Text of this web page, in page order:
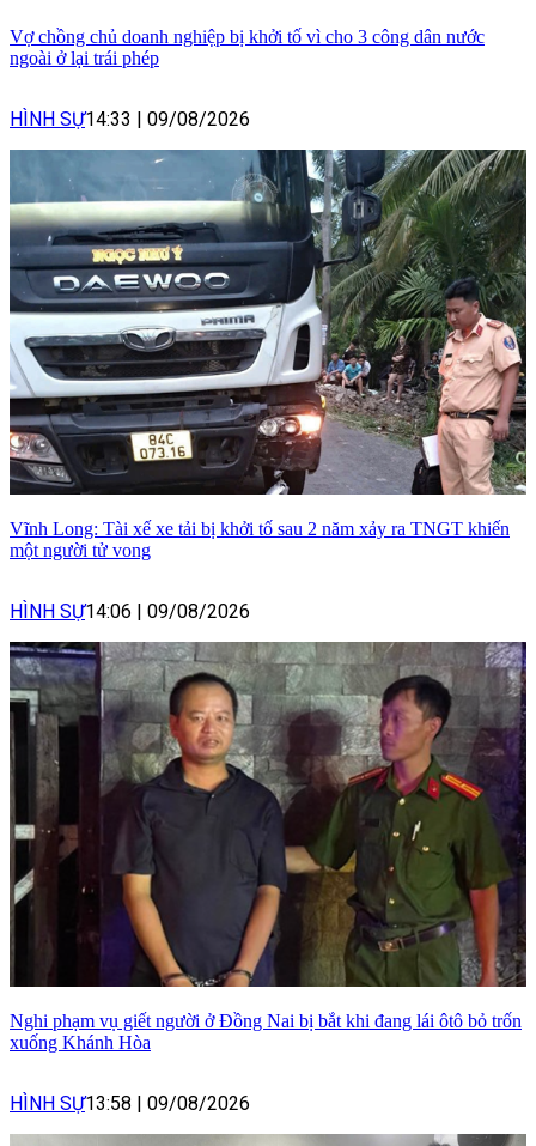
Vợ chồng chủ doanh nghiệp bị khởi tố vì cho 3 công dân nước
ngoài ở lại trái phép
HÌNH SỰ14:33 09/08/2026
Vĩnh Long: Tài xế xe tải bị khởi tố sau 2 năm xảy ra TNGT khiến
một người tử vong
HÌNH SỰ14:06 09/08/2026
Nghi phạm vụ giết người ở Đồng Nai bị bắt khi đang lái ôtô bỏ trốn
xuống Khánh Hòa
HÌNH SỰ13:58 09/08/2026